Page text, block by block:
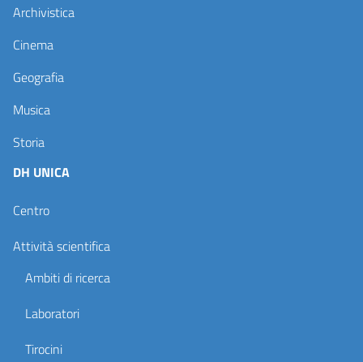
Archivistica
Cinema
Geografia
Musica
Storia
DH UNICA
Centro
Attività scientifica
Ambiti di ricerca
Laboratori
Tirocini